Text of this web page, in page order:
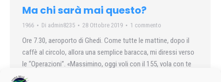
Ma chi sarà mai questo?
1966 Di admin8235 28 Ottobre 2019 1 commento
Ore 7.30, aeroporto di Ghedi. Come tutte le mattine, dopo il
caffè al circolo, allora una semplice baracca, mi diressi verso
le “Operazioni”. «Massimino, oggi voli con il 155, vola con te
un colonnello», mi dissero. «Che palle! – pensai – il solito